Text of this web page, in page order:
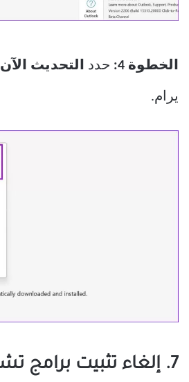
الخطوة 4: حدد التحديث الآن
يرام.
7. إلغاء تثبيت برامج تشغيل الطابعة